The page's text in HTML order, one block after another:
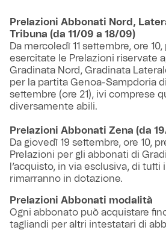
Prelazioni Abbonati Nord,
Tribuna (da 11/09 a 18/09)
Da mercoledì 11 settembre, ore
esercitate le Prelazioni riservate
Gradinata Nord, Gradinata
per la partita Genoa-Sampdoria
settembre (ore 21), ivi comprese
diversamente abili.
Prelazioni Abbonati Zena (da
Da giovedì 19 settembre, ore 10,
Prelazioni per gli abbonati di
l’acquisto, in via esclusiva, di tutti
rimarranno in dotazione.
Prelazioni Abbonati modalità
Ogni abbonato può acquistare
tagliandi per altri intestatari di